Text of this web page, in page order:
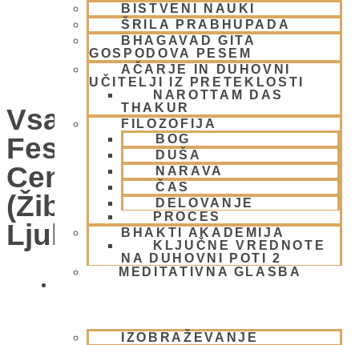
BISTVENI NAUKI
ŠRILA PRABHUPADA
BHAGAVAD GITA
GOSPODOVA PESEM
AČARJE IN DUHOVNI
UČITELJI IZ PRETEKLOSTI
NAROTTAM DAS
THAKUR
FILOZOFIJA
BOG
DUŠA
NARAVA
ČAS
DELOVANJE
PROCES
BHAKTI AKADEMIJA
KLJUČNE VREDNOTE
NA DUHOVNI POTI 2
MEDITATIVNA GLASBA
IZOBRAŽEVANJE
Vsako Nedeljo Mini
Festival V Hare Krišna
Centru – VABLJENI
(Žibertova 27, 1000
Ljubljana)